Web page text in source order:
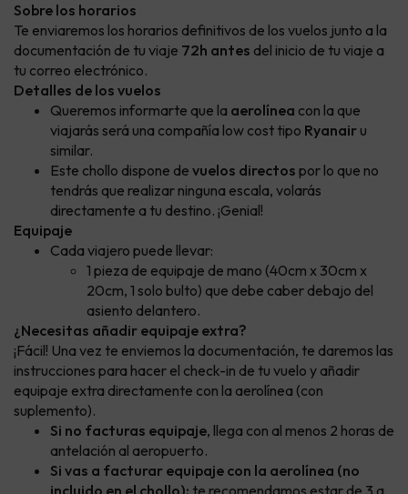
Sobre los horarios
Te enviaremos los horarios definitivos de los vuelos junto a la
documentación de tu viaje 72h antes del inicio de tu viaje a
tu correo electrónico.
Detalles de los vuelos
Queremos informarte que la aerolínea con la que
viajarás será una compañía low cost tipo Ryanair u
similar.
Este chollo dispone de vuelos directos por lo que no
tendrás que realizar ninguna escala, volarás
directamente a tu destino. ¡Genial!
Equipaje
Cada viajero puede llevar:
1 pieza de equipaje de mano (40cm x 30cm x
20cm, 1 solo bulto) que debe caber debajo del
asiento delantero.
¿Necesitas añadir equipaje extra?
¡Fácil! Una vez te enviemos la documentación, te daremos las
instrucciones para hacer el check-in de tu vuelo y añadir
equipaje extra directamente con la aerolínea (con
suplemento).
Si no facturas equipaje, llega con al menos 2 horas de
antelación al aeropuerto.
Si vas a facturar equipaje con la aerolínea (no